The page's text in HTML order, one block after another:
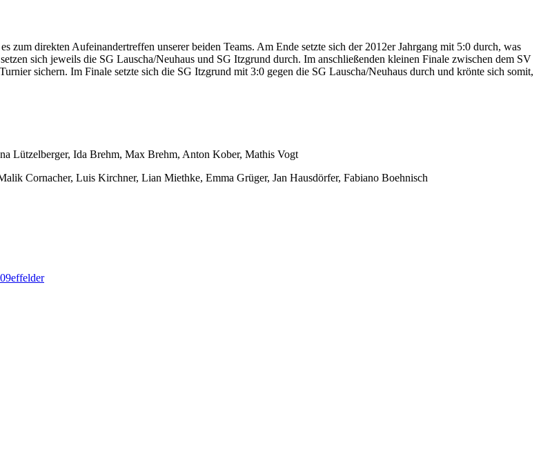
zum direkten Aufeinandertreffen unserer beiden Teams. Am Ende setzte sich der 2012er Jahrgang mit 5:0 durch, was
sich jeweils die SG Lauscha/Neuhaus und SG Itzgrund durch. Im anschließenden kleinen Finale zwischen dem SV
sichern. Im Finale setzte sich die SG Itzgrund mit 3:0 gegen die SG Lauscha/Neuhaus durch und krönte sich somit,
Lützelberger, Ida Brehm, Max Brehm, Anton Kober, Mathis Vogt
Cornacher, Luis Kirchner, Lian Miethke, Emma Grüger, Jan Hausdörfer, Fabiano Boehnisch